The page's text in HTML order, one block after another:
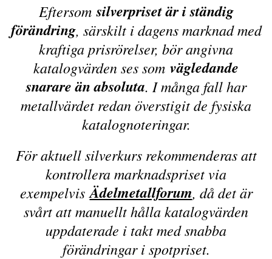
Eftersomsilverpriset är i ständig
förändring, särskilt i dagens marknad med
kraftiga prisrörelser, bör angivna
katalogvärden ses som vägledande
snarare än absoluta. I många fall har
metallvärdet redan överstigit de fysiska
katalognoteringar.
För aktuell silverkurs rekommenderas att
kontrollera marknadspriset via
exempelvisÄdelmetallforum, då det är
svårt att manuellt hålla katalogvärden
uppdaterade i takt med snabba
förändringar i spotpriset.